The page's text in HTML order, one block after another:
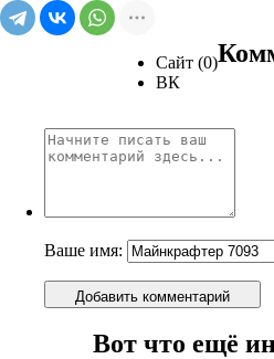
Сайт (0)
ВК
Ваше имя:
Добавить комментарий
Вот что ещё